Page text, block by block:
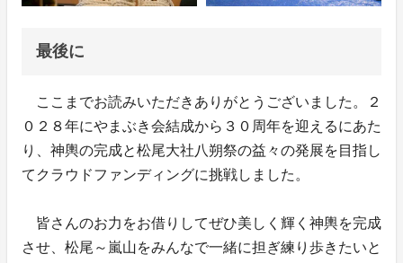
最後に
ここまでお読みいただきありがとうございました。２
０２８年にやまぶき会結成から３０周年を迎えるにあた
り、神輿の完成と松尾大社八朔祭の益々の発展を目指し
てクラウドファンディングに挑戦しました。
皆さんのお力をお借りしてぜひ美しく輝く神輿を完成
させ、松尾～嵐山をみんなで一緒に担ぎ練り歩きたいと